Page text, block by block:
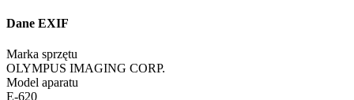
Dane EXIF
Marka sprzętu
OLYMPUS IMAGING CORP.
Model aparatu
E-620